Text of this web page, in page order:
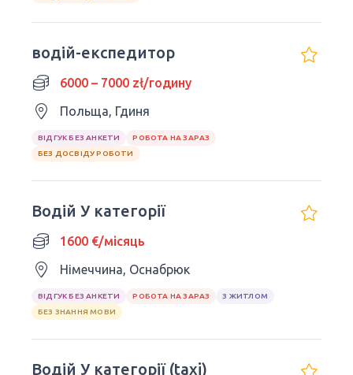
водій-експедитор
6000 – 7000 zł/годину
Польща, Гдиня
ВІДГУК БЕЗ АНКЕТИ
РОБОТА НА ЗАРАЗ
БЕЗ ДОСВІДУ РОБОТИ
Водій У категорії
1600 €/місяць
Німеччина, Оснабрюк
ВІДГУК БЕЗ АНКЕТИ РОБОТА НА ЗАРАЗ
З ЖИТЛОМ
БЕЗ ЗНАННЯ МОВИ
Водій У категорії (taxi)